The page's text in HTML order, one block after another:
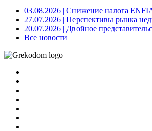
03.08.2026 | Снижение налога
27.07.2026 | Перспективы рынка
20.07.2026 | Двойное
Все новости